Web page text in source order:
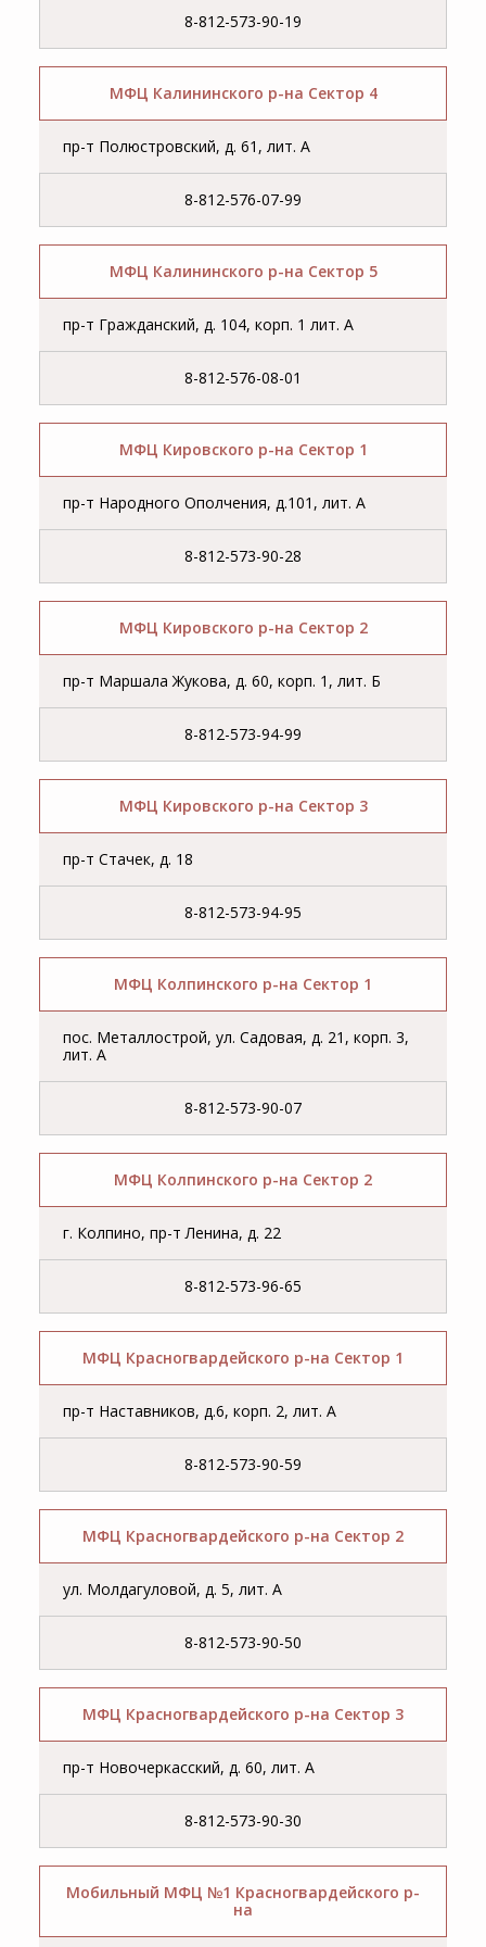
8-812-573-90-19
МФЦ Калининского р-на Сектор 4
пр-т Полюстровский, д. 61, лит. А
8-812-576-07-99
МФЦ Калининского р-на Сектор 5
пр-т Гражданский, д. 104, корп. 1 лит. А
8-812-576-08-01
МФЦ Кировского р-на Сектор 1
пр-т Народного Ополчения, д.101, лит. А
8-812-573-90-28
МФЦ Кировского р-на Сектор 2
пр-т Маршала Жукова, д. 60, корп. 1, лит. Б
8-812-573-94-99
МФЦ Кировского р-на Сектор 3
пр-т Стачек, д. 18
8-812-573-94-95
МФЦ Колпинского р-на Сектор 1
пос. Металлострой, ул. Садовая, д. 21, корп. 3,
лит. А
8-812-573-90-07
МФЦ Колпинского р-на Сектор 2
г. Колпино, пр-т Ленина, д. 22
8-812-573-96-65
МФЦ Красногвардейского р-на Сектор 1
пр-т Наставников, д.6, корп. 2, лит. А
8-812-573-90-59
МФЦ Красногвардейского р-на Сектор 2
ул. Молдагуловой, д. 5, лит. А
8-812-573-90-50
МФЦ Красногвардейского р-на Сектор 3
пр-т Новочеркасский, д. 60, лит. А
8-812-573-90-30
Мобильный МФЦ №1 Красногвардейского р-
на